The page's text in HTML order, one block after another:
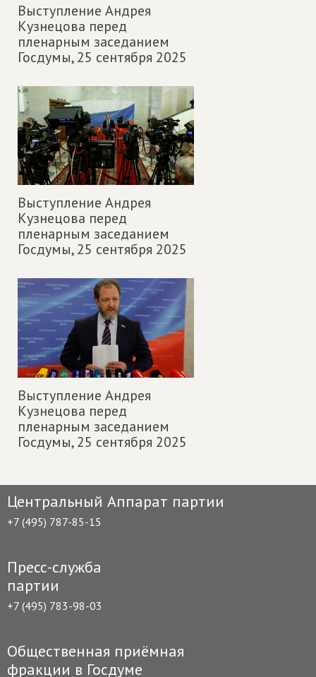
Выступление Андрея
Кузнецова перед
пленарным заседанием
Госдумы,25 сентября 2025
Выступление Андрея
Кузнецова перед
пленарным заседанием
Госдумы,25 сентября 2025
Выступление Андрея
Кузнецова перед
пленарным заседанием
Госдумы,25 сентября 2025
Центральный Аппарат партии
+7 (495) 787-85-15
Пресс-служба
партии
+7 (495) 783-98-03
Общественная приёмная
фракции в Госдуме